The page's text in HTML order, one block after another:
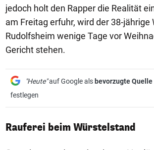
jedoch holt den Rapper die Realität
am Freitag erfuhr, wird der 38-jährige
Rudolfsheim wenige Tage vor
Gericht stehen.
"Heute"auf Google als bevorzugte Quelle
festlegen
Rauferei beim Würstelstand